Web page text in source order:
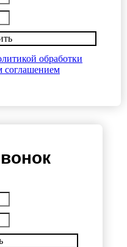
обработки
соглашением